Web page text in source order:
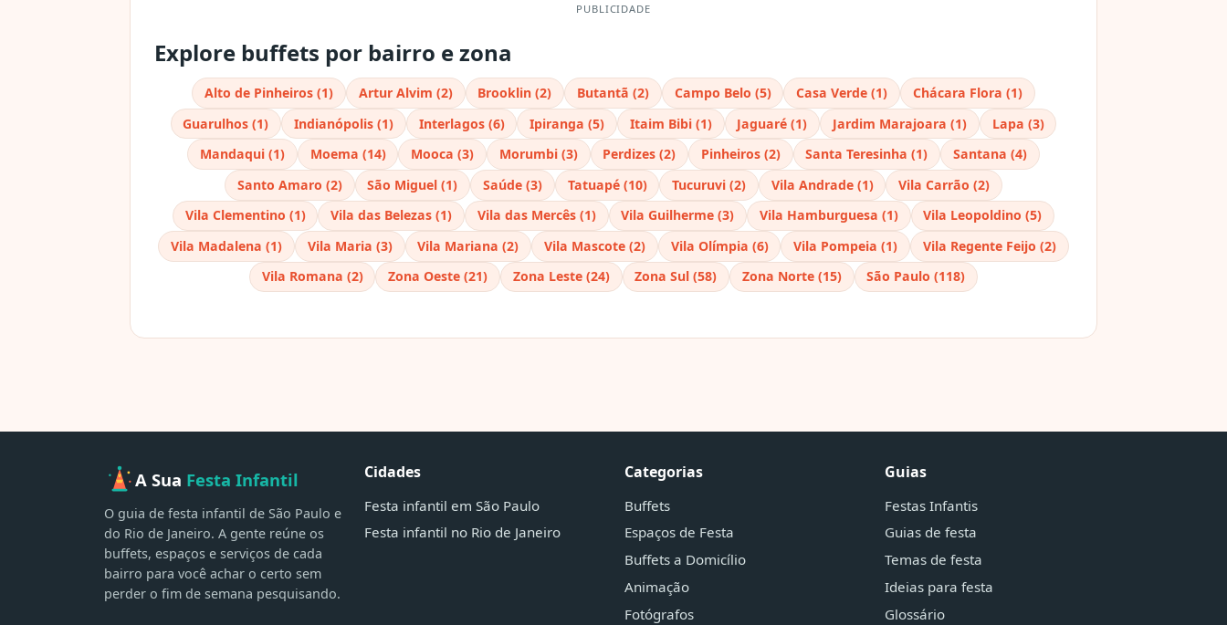
PUBLICIDADE
Explore buffets por bairro e zona
Alto de Pinheiros (1) Artur Alvim (2) Brooklin (2) Butantã (2) Campo Belo (5) Casa Verde (1)
Chácara Flora (1)
Guarulhos (1)
Indianópolis (1) Interlagos (6) Ipiranga (5) Itaim Bibi (1) Jaguaré (1) Jardim Marajoara (1)
Lapa (3)
Mandaqui (1)
Moema (14) Mooca (3) Morumbi (3) Perdizes (2) Pinheiros (2) Santa Teresinha (1)
Santana (4)
Santo Amaro (2)
São Miguel (1) Saúde (3) Tatuapé (10) Tucuruvi (2) Vila Andrade (1)
Vila Carrão (2)
Vila Clementino (1)
Vila das Belezas (1) Vila das Mercês (1) Vila Guilherme (3) Vila Hamburguesa (1)
Vila Leopoldino (5)
Vila Madalena (1)
Vila Maria (3) Vila Mariana (2) Vila Mascote (2) Vila Olímpia (6) Vila Pompeia (1)
Vila Regente Feijo (2)
Vila Romana (2)
Zona Oeste (21) Zona Leste (24) Zona Sul (58) Zona Norte (15) São Paulo (118)
A Sua Festa Infantil
O guia de festa infantil de São Paulo e
do Rio de Janeiro. A gente reúne os
buffets, espaços e serviços de cada
bairro para você achar o certo sem
perder o fim de semana pesquisando.
Cidades
Festa infantil em São Paulo
Festa infantil no Rio de Janeiro
Categorias
Buffets
Espaços de Festa
Buffets a Domicílio
Animação
Fotógrafos
Guias
Festas Infantis
Guias de festa
Temas de festa
Ideias para festa
Glossário